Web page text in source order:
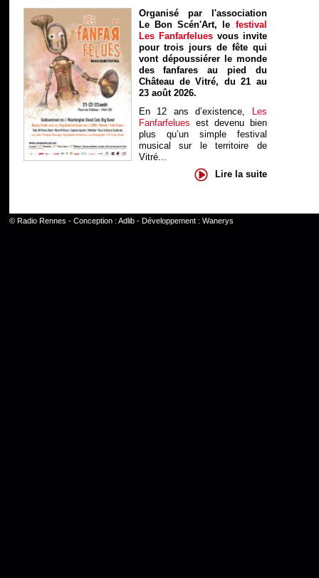
Organisé par l'association
Le Bon Scén'Art, le festival
Les Fanfarfelues vous invite
pour trois jours de fête qui
vont dépoussiérer le monde
des fanfares au pied du
Château de Vitré, du 21 au
23 août 2026.
En 12 ans d’existence, Les
Fanfarfelues est devenu bien
plus qu’un simple festival
musical sur le territoire de
Vitré...
Lire la suite
© Radio Rennes - Conception : Adlib- Développement : Wanerys